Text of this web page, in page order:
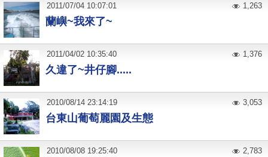
蘭嶼~我來了~
2011/07/04 10:07:01 1,263
久違了~井仔腳.....
2011/04/02 10:35:40 1,376
台東山葡萄麗園及生態
2010/08/14 23:14:19 3,053
2010/08/08 19:25:40 2,783